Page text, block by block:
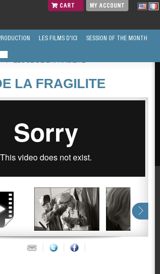
CART MY ACCOUNT
LES FILMS D'ICI SESSION OF THE MONTH
/ ELOGE DE LA FRAGILITE
LA FRAGILITE